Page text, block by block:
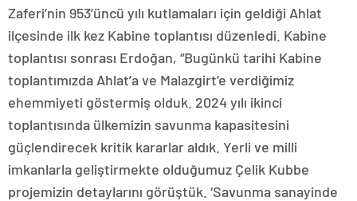
Zaferi’nin 953’üncü yılı kutlamaları için geldiği Ahlat
ilçesinde ilk kez Kabine toplantısı düzenledi. Kabine
toplantısı sonrası Erdoğan, “Bugünkü tarihi Kabine
toplantımızda Ahlat’a ve Malazgirt’e verdiğimiz
ehemmiyeti göstermiş olduk. 2024 yılı ikinci
toplantısında ülkemizin savunma kapasitesini
güçlendirecek kritik kararlar aldık. Yerli ve milli
imkanlarla geliştirmekte olduğumuz Çelik Kubbe
projemizin detaylarını görüştük. ‘Savunma sanayinde